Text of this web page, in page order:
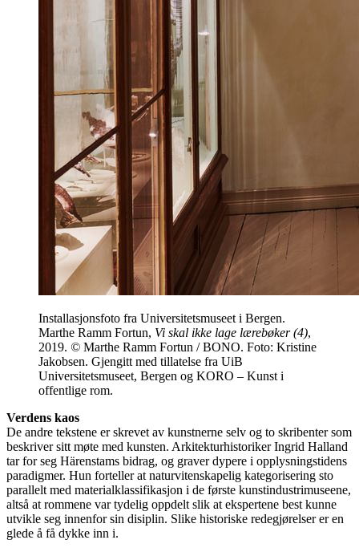
Installasjonsfoto fra Universitetsmuseet i Bergen.
Marthe Ramm Fortun, Vi skal ikke lage lærebøker (4),
2019. © Marthe Ramm Fortun / BONO. Foto: Kristine
Jakobsen. Gjengitt med tillatelse fra UiB
Universitetsmuseet, Bergen og KORO – Kunst i
offentlige rom.
Verdens kaos
De andre tekstene er skrevet av kunstnerne selv og to skribenter som
beskriver sitt møte med kunsten. Arkitekturhistoriker Ingrid Halland
tar for seg Härenstams bidrag, og graver dypere i opplysningstidens
paradigmer. Hun forteller at naturvitenskapelig kategorisering sto
parallelt med materialklassifikasjon i de første kunstindustrimuseene,
altså at rommene var tydelig oppdelt slik at ekspertene best kunne
utvikle seg innenfor sin disiplin. Slike historiske redegjørelser er en
glede å få dykke inn i.